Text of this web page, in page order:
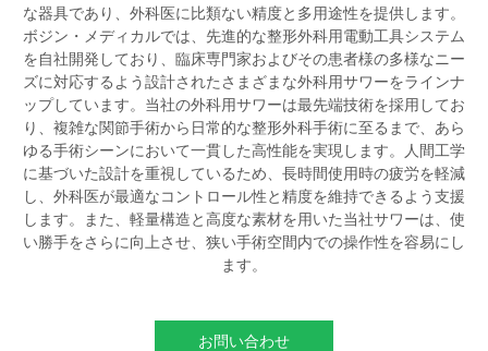
な器具であり、外科医に比類ない精度と多用途性を提供します。
ボジン・メディカルでは、先進的な整形外科用電動工具システム
を自社開発しており、臨床専門家およびその患者様の多様なニー
ズに対応するよう設計されたさまざまな外科用サワーをラインナ
ップしています。当社の外科用サワーは最先端技術を採用してお
り、複雑な関節手術から日常的な整形外科手術に至るまで、あら
ゆる手術シーンにおいて一貫した高性能を実現します。人間工学
に基づいた設計を重視しているため、長時間使用時の疲労を軽減
し、外科医が最適なコントロール性と精度を維持できるよう支援
します。また、軽量構造と高度な素材を用いた当社サワーは、使
い勝手をさらに向上させ、狭い手術空間内での操作性を容易にし
ます。
お問い合わせ